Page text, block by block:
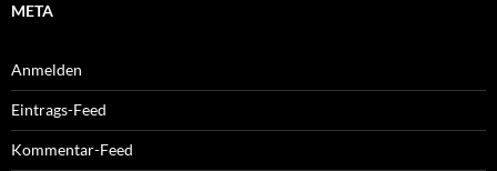
META
Anmelden
Eintrags-Feed
Kommentar-Feed